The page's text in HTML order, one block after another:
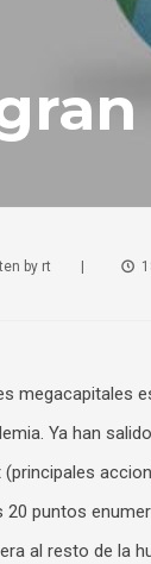
by rt |
megacapitales
Ya han
20 puntos
al resto de la